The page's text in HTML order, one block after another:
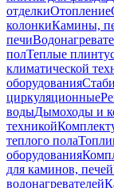
отделкиОтопление
колонкиКамины,
печи
полТеплые
климатической
оборудования
циркуляционные
водыДымоходы и
техникой
теплого пола
оборудования
для каминов, печей
водонагревателей